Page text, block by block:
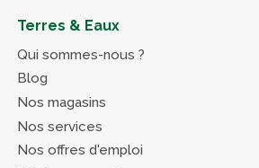
Terres & Eaux
Qui sommes-nous ?
Blog
Nos magasins
Nos services
Nos offres d'emploi